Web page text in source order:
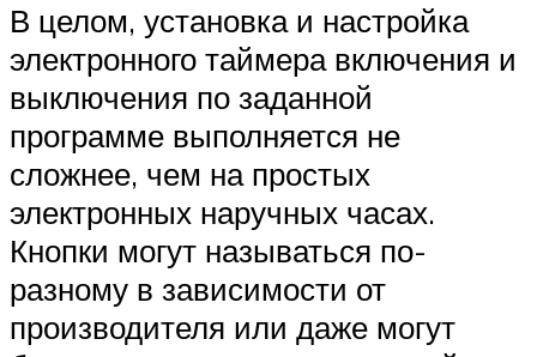
В целом, установка и настройка
электронного таймера включения и
выключения по заданной
программе выполняется не
сложнее, чем на простых
электронных наручных часах.
Кнопки могут называться по-
разному в зависимости от
производителя или даже могут